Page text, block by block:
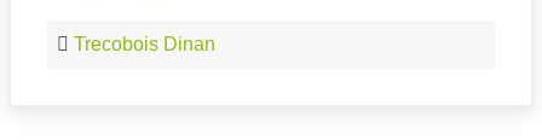
Trecobois Dinan